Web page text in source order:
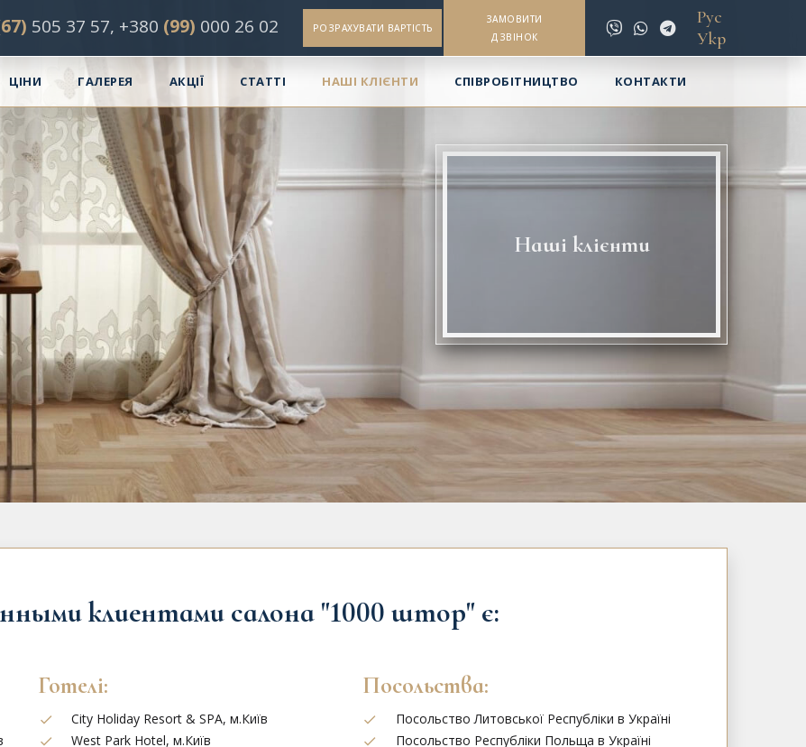
505 37 57, ‎ +380 (99) 000 26 02 РОЗРАХУВАТИ ВАРТІСТЬ
ЗАМОВИТИ
ДЗВІНОК
Рус
Укр
ЦІНИ ГАЛЕРЕЯ АКЦІЇ СТАТТІ НАШІ КЛІЄНТИ СПІВРОБІТНИЦТВО КОНТАКТИ
Наші клієнти
клиентами салона "1000 штор" є:
Готелі:
City Holiday Resort & SPA, м.Київ
West Park Hotel, м.Київ
Посольства:
Посольство Литовської Республіки в Україні
Посольство Республіки Польща в Україні